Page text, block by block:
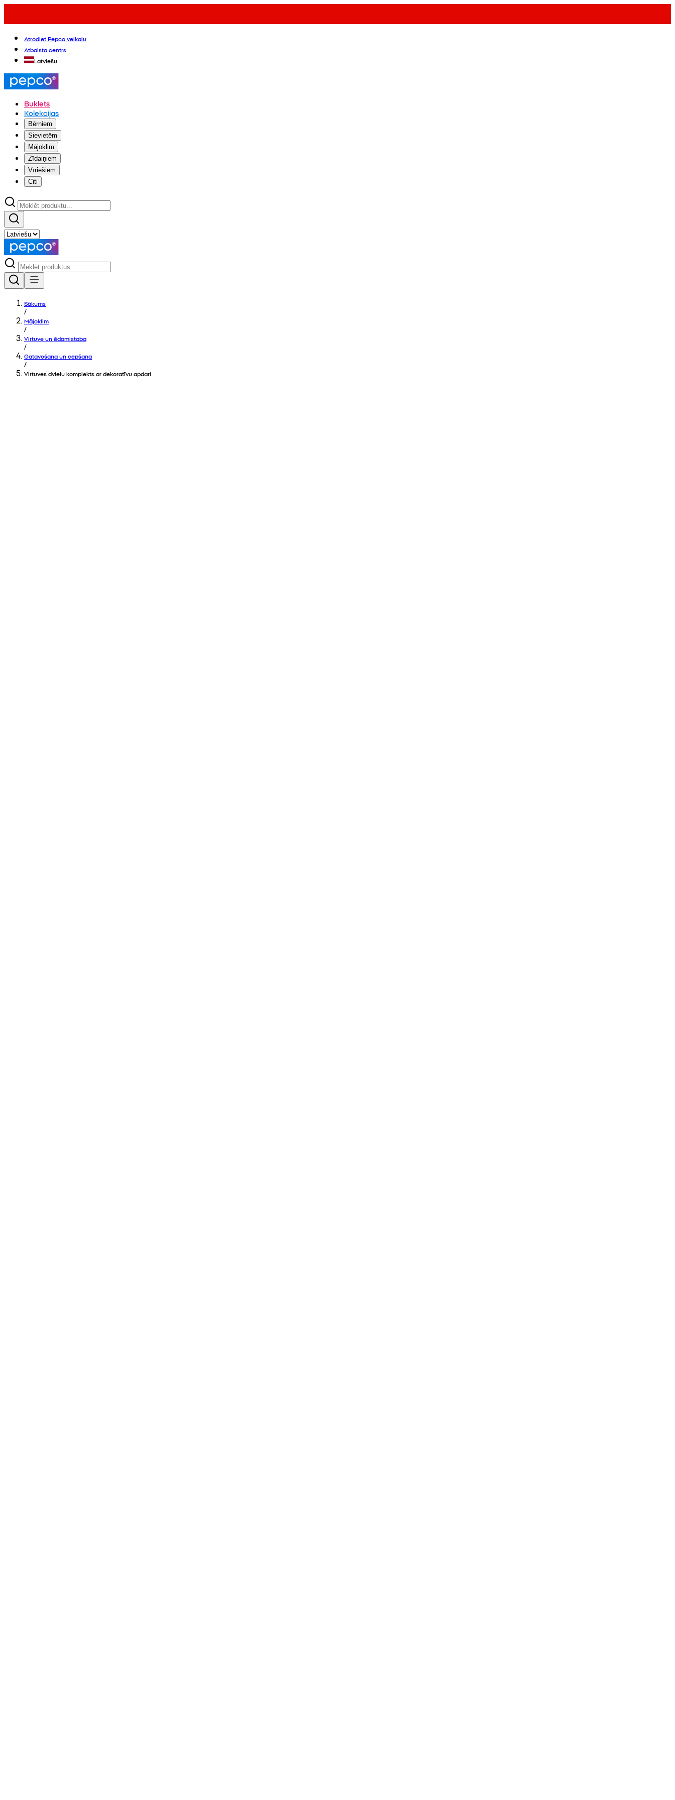
Atrodiet Pepco veikalu
Atbalsta centrs
Latviešu
Buklets
Kolekcijas
Bērniem
Sievietēm
Mājoklim
Zīdaiņiem
Vīriešiem
Citi
Sākums
/
Mājoklim
/
Virtuve un ēdamistaba
/
Gatavošana un cepšana
/
Virtuves dvieļu komplekts ar dekoratīvu apdari